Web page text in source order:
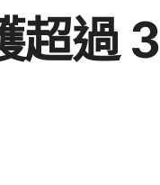
超過3